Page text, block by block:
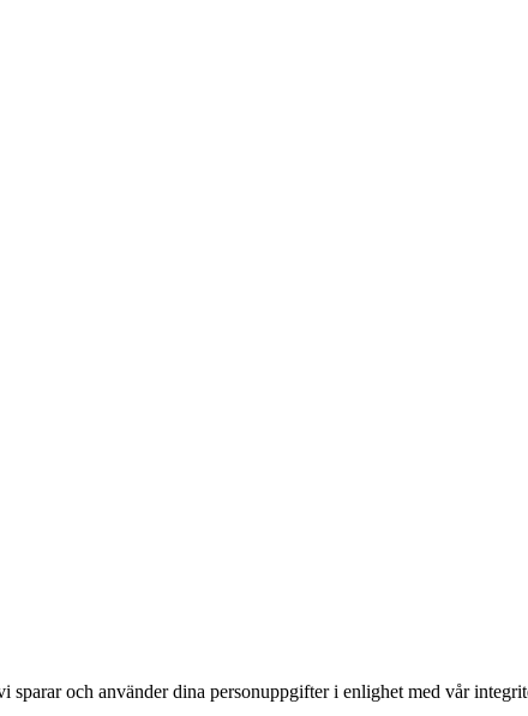
och använder dina personuppgifter i enlighet med vår